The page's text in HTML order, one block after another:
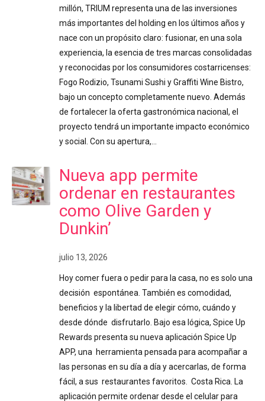
millón, TRIUM representa una de las inversiones
más importantes del holding en los últimos años y
nace con un propósito claro: fusionar, en una sola
experiencia, la esencia de tres marcas consolidadas
y reconocidas por los consumidores costarricenses:
Fogo Rodizio, Tsunami Sushi y Graffiti Wine Bistro,
bajo un concepto completamente nuevo. Además
de fortalecer la oferta gastronómica nacional, el
proyecto tendrá un importante impacto económico
y social. Con su apertura,…
Nueva app permite
ordenar en restaurantes
como Olive Garden y
Dunkin’
julio 13, 2026
Hoy comer fuera o pedir para la casa, no es solo una
decisión espontánea. También es comodidad,
beneficios y la libertad de elegir cómo, cuándo y
desde dónde disfrutarlo. Bajo esa lógica, Spice Up
Rewards presenta su nueva aplicación Spice Up
APP, una herramienta pensada para acompañar a
las personas en su día a día y acercarlas, de forma
fácil, a sus restaurantes favoritos. Costa Rica. La
aplicación permite ordenar desde el celular para